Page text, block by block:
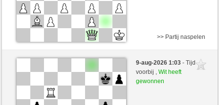
Zwart
Thewinner19 (1397) (+25)
Lavalangaperfetta (1610) (-25)
Speelduur: 5 minutes/side + 0 seconds/move
>> Partij naspelen
9-aug-2026 1:03- Tijd
voorbij ,Wit heeft
gewonnen